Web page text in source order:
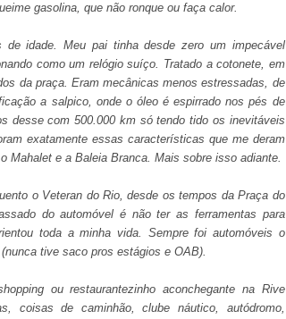
gasolina, que não ronque ou faça calor.
idade. Meu pai tinha desde zero um impecável
como um relógio suíço. Tratado a cotonete, em
da praça. Eram mecânicas menos estressadas, de
a salpico, onde o óleo é espirrado nos pés de
desse com 500.000 km só tendo tido os inevitáveis
exatamente essas características que me deram
Mahalet e a Baleia Branca. Mais sobre isso adiante.
o Veteran do Rio, desde os tempos da Praça do
do automóvel é não ter as ferramentas para
toda a minha vida. Sempre foi automóveis o
tive saco pros estágios e OAB).
ou restaurantezinho aconchegante na Rive
coisas de caminhão, clube náutico, autódromo,